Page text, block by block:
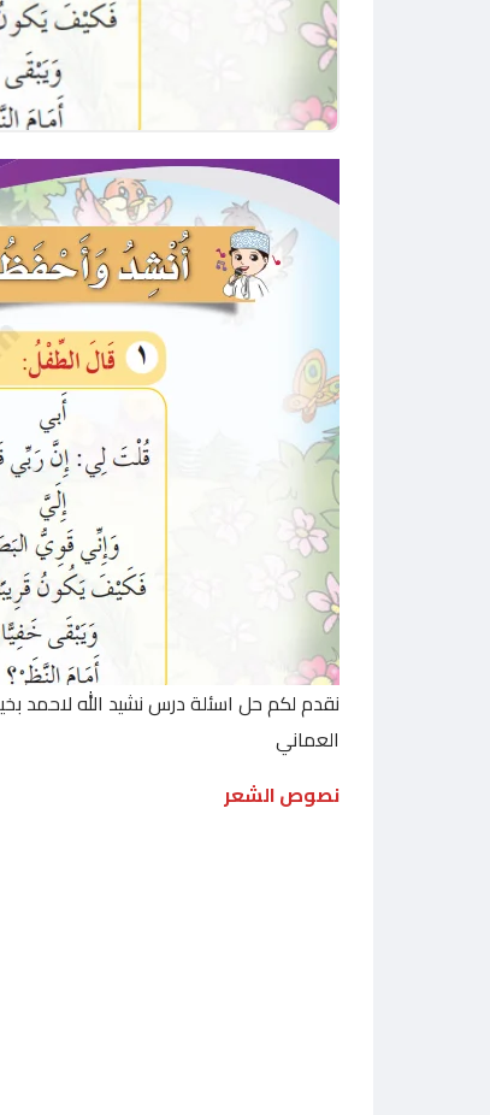
نقدم لكم حل اسئلة درس نشيد الله لاحمد
العماني
نصوص الشعر